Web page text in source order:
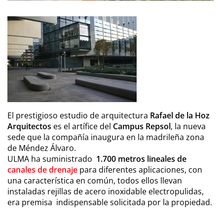
El prestigioso estudio de arquitectura Rafael de la Hoz
Arquitectos es el artífice del Campus Repsol, la nueva
sede que la compañía inaugura en la madrileña zona
de Méndez Álvaro.
ULMA ha suministrado 1.700 metros lineales de
canales de drenaje para diferentes aplicaciones, con
una característica en común, todos ellos llevan
instaladas rejillas de acero inoxidable electropulidas,
era premisa indispensable solicitada por la propiedad.